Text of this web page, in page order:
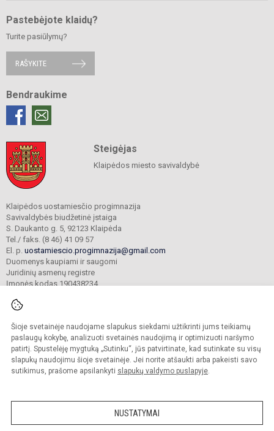
Šioje svetainėje naudojame slapukus siekdami užtikrinti jums teikiamų
paslaugų kokybę, analizuoti svetainės naudojimą ir optimizuoti naršymo
patirtį. Spustelėję mygtuką „Sutinku“, jūs patvirtinate, kad sutinkate su visų
slapukų naudojimu šioje svetainėje. Jei norite atšaukti arba pakeisti savo
sutikimus, prašome apsilankyti slapukų valdymo puslapyje.
NUSTATYMAI
Pastebėjote klaidų?
Turite pasiūlymų?
RAŠYKITE
Bendraukime
Steigėjas
Klaipėdos miesto savivaldybė
Klaipėdos uostamiesčio progimnazija
Savivaldybės biudžetinė įstaiga
S. Daukanto g. 5, 92123 Klaipėda
Tel./ faks. (8 46) 41 09 57
El. p. uostamiescio.progimnazija@gmail.com
Duomenys kaupiami ir saugomi
Juridinių asmenų registre
Įmonės kodas 190438234
© 2023. Klaipėdos uostamiesčio progimnazija. Visos teisės saugomos.
Kopijuoti turinį be raštiško gimnazijos sutikimo griežtai draudžiama.
Prieinamumo paraiška Slapukų valdymas
Sumanus būdas atnaujinti